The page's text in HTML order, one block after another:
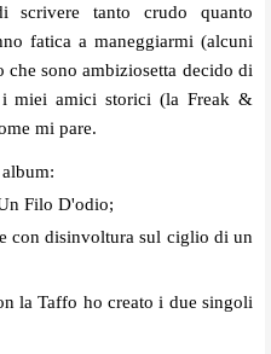
scrivere tanto crudo quanto
fatica a maneggiarmi (alcuni
sono ambiziosetta decido di
miei amici storici (la Freak &
mi pare.
Filo D'odio;
con disinvoltura sul ciglio di un
la Taffo ho creato i due singoli